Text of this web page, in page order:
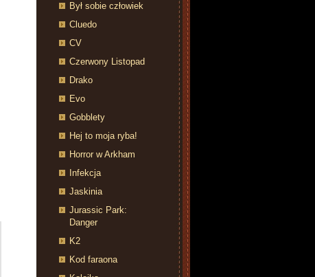
Był sobie człowiek
Cluedo
CV
Czerwony Listopad
Drako
Evo
Gobblety
Hej to moja ryba!
Horror w Arkham
Infekcja
Jaskinia
Jurassic Park:
Danger
K2
Kod faraona